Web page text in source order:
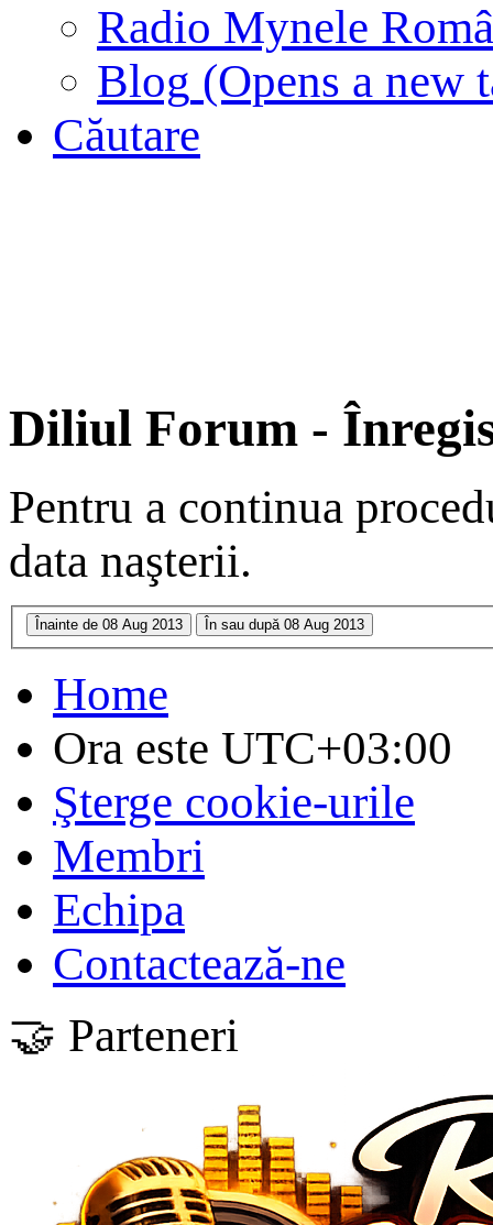
Radio Mynele
Blog (Opens a new
Căutare
Diliul Forum -
Pentru a continua
data naşterii.
Home
Ora este UTC+03:00
Şterge cookie-urile
Membri
Echipa
Contactează-ne
🤝 Parteneri